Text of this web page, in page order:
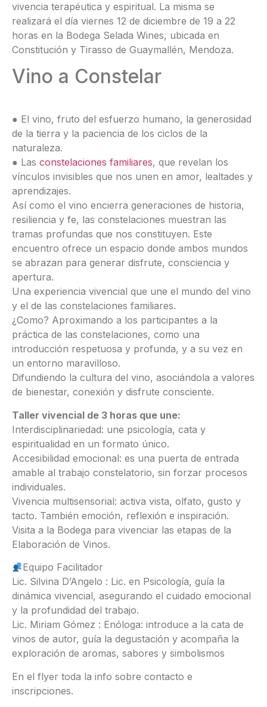
vivencia terapéutica y espiritual. La misma se
realizará el día viernes 12 de diciembre de 19 a 22
horas en la Bodega Selada Wines, ubicada en
Constitución y Tirasso de Guaymallén, Mendoza.
Vino a Constelar
● El vino, fruto del esfuerzo humano, la generosidad
de la tierra y la paciencia de los ciclos de la
naturaleza.
● Las constelaciones familiares, que revelan los
vínculos invisibles que nos unen en amor, lealtades y
aprendizajes.
Así como el vino encierra generaciones de historia,
resiliencia y fe, las constelaciones muestran las
tramas profundas que nos constituyen. Este
encuentro ofrece un espacio donde ambos mundos
se abrazan para generar disfrute, consciencia y
apertura.
Una experiencia vivencial que une el mundo del vino
y el de las constelaciones familiares.
¿Como? Aproximando a los participantes a la
práctica de las constelaciones, como una
introducción respetuosa y profunda, y a su vez en
un entorno maravilloso.
Difundiendo la cultura del vino, asociándola a valores
de bienestar, conexión y disfrute consciente.
Taller vivencial de 3 horas que une:
Interdisciplinariedad: une psicología, cata y
espiritualidad en un formato único.
Accesibilidad emocional: es una puerta de entrada
amable al trabajo constelatorio, sin forzar procesos
individuales.
Vivencia multisensorial: activa vista, olfato, gusto y
tacto. También emoción, reflexión e inspiración.
Visita a la Bodega para vivenciar las etapas de la
Elaboración de Vinos.
Equipo Facilitador
Lic. Silvina D’Angelo : Lic. en Psicología, guía la
dinámica vivencial, asegurando el cuidado emocional
y la profundidad del trabajo.
Lic. Miriam Gómez : Enóloga: introduce a la cata de
vinos de autor, guía la degustación y acompaña la
exploración de aromas, sabores y simbolismos
En el flyer toda la info sobre contacto e
inscripciones.